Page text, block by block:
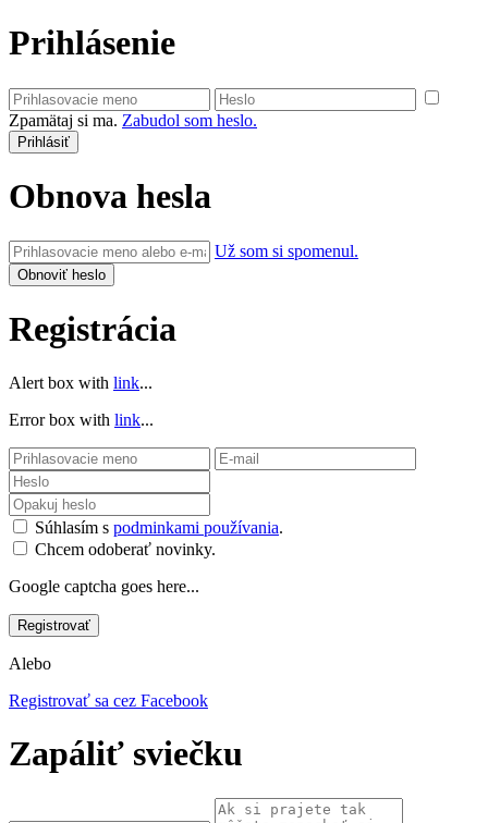
Prihlásenie
Zpamätaj si ma. Zabudol som heslo.
Obnova hesla
Už som si spomenul.
Registrácia
Alert box with link...
Error box with link...
Súhlasím s podminkami používania.
Chcem odoberať novinky.
Google captcha goes here...
Alebo
Registrovať sa cez Facebook
Zapáliť sviečku